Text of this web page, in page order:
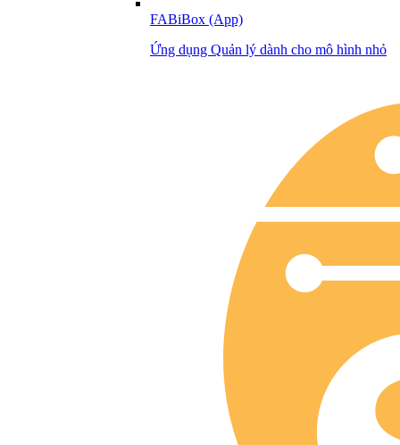
FABiBox (App)
Ứng dụng Quản lý dành cho mô hình nhỏ